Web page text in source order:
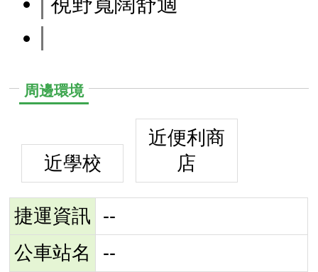
周邊環境
近學校
近便利商
店
捷運資訊
--
公車站名
--